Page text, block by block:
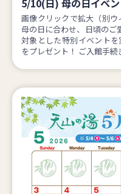
5/10(日) 母の日イベ
画像クリックで拡大（別
母の日に合わせ、日頃のご
対象とした特別イベントを
をプレゼント！ ご入館手